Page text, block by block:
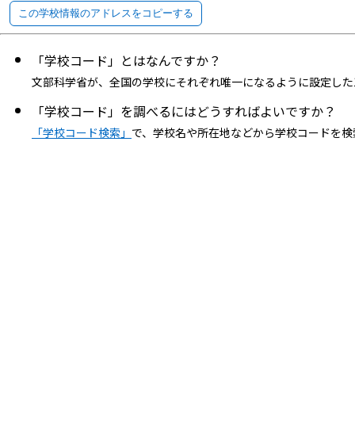
この学校情報のアドレスをコピーする
「学校コード」とはなんですか？
文部科学省が、全国の学校にそれぞれ唯一になるように設定し
「学校コード」を調べるにはどうすればよいですか？
「学校コード検索」 で、学校名や所在地などから学校コードを